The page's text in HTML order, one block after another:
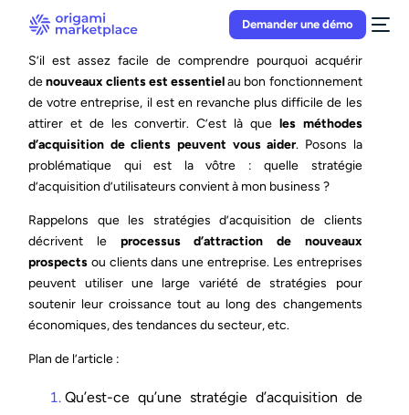
Demander une démo
S’il est assez facile de comprendre pourquoi acquérir
denouveaux clients est essentielau bon fonctionnement
de votre entreprise, il est en revanche plus difficile de les
attirer et de les convertir. C’est là que les méthodes
d’acquisition de clients peuvent vous aider. Posons la
problématique qui est la vôtre : quelle stratégie
d’acquisition d’utilisateurs convient à mon business ?
Rappelons que les stratégies d’acquisition de clients
décrivent le processus d’attraction de nouveaux
prospects ou clients dans une entreprise. Les entreprises
peuvent utiliser une large variété de stratégies pour
soutenir leur croissance tout au long des changements
économiques, des tendances du secteur, etc.
Plan de l’article :
Qu’est-ce qu’une stratégie d’acquisition de